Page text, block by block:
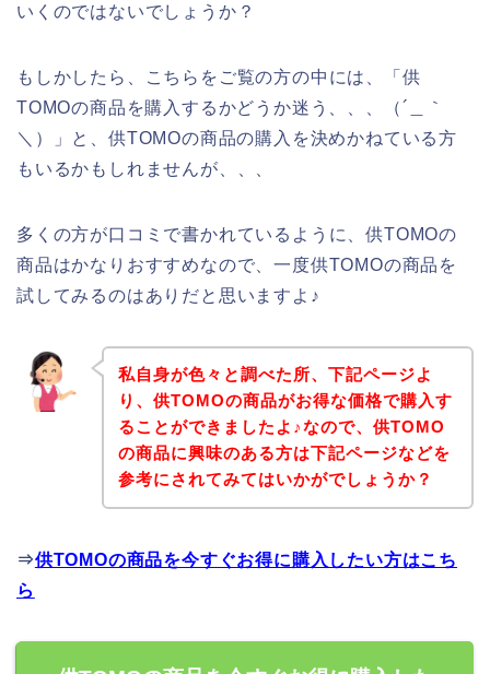
いくのではないでしょうか？
もしかしたら、こちらをご覧の方の中には、「供
TOMOの商品を購入するかどうか迷う、、、（´＿｀
＼）」と、供TOMOの商品の購入を決めかねている方
もいるかもしれませんが、、、
多くの方が口コミで書かれているように、供TOMOの
商品はかなりおすすめなので、一度供TOMOの商品を
試してみるのはありだと思いますよ♪
私自身が色々と調べた所、下記ページよ
り、供TOMOの商品がお得な価格で購入す
ることができましたよ♪なので、供TOMO
の商品に興味のある方は下記ページなどを
参考にされてみてはいかがでしょうか？
⇒供TOMOの商品を今すぐお得に購入したい方はこち
ら